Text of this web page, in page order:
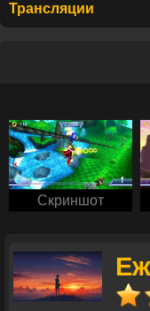
Трансляции
Скриншот